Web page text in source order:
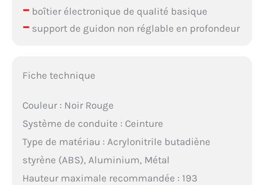
–boîtier électronique de qualité basique
–support de guidon non réglable en profondeur
Fiche technique
Couleur : Noir Rouge
Système de conduite : Ceinture
Type de matériau : Acrylonitrile butadiène
styrène (ABS), Aluminium, Métal
Hauteur maximale recommandée : 193